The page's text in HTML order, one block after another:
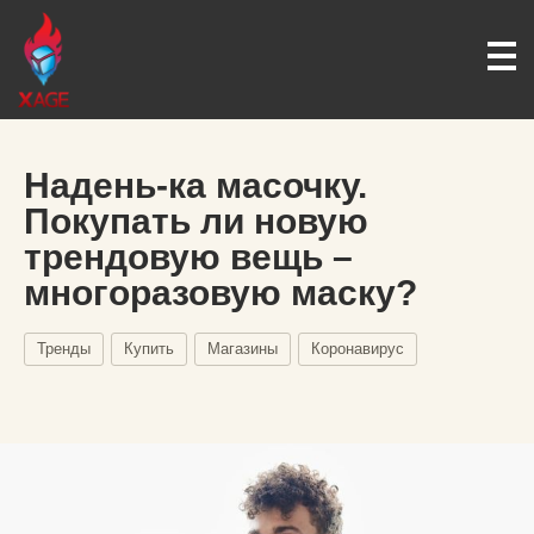
Надень-ка масочку.
Покупать ли новую
трендовую вещь –
многоразовую маску?
Тренды Купить Магазины Коронавирус